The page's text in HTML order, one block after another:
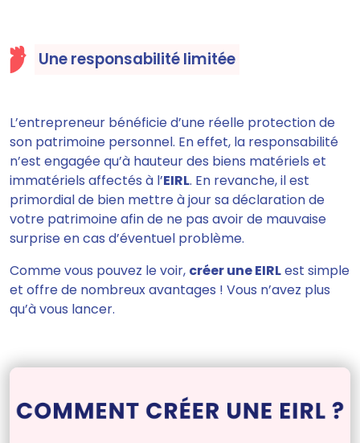
Une responsabilité limitée
L’entrepreneur bénéficie d’une réelle protection de
son patrimoine personnel. En effet, la responsabilité
n’est engagée qu’à hauteur des biens matériels et
immatériels affectés à l’EIRL. En revanche, il est
primordial de bien mettre à jour sa déclaration de
votre patrimoine afin de ne pas avoir de mauvaise
surprise en cas d’éventuel problème.
Comme vous pouvez le voir, créer une EIRLest simple
et offre de nombreux avantages ! Vous n’avez plus
qu’à vous lancer.